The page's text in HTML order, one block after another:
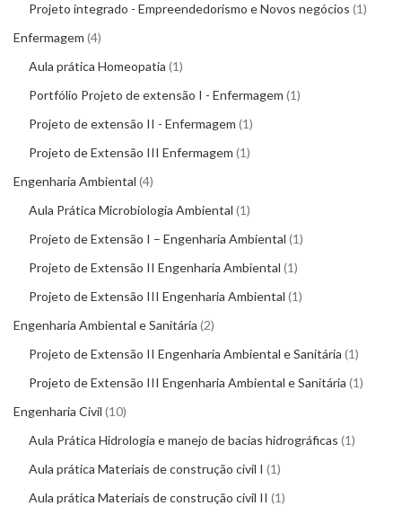
Projeto integrado - Empreendedorismo e Novos negócios 1
Enfermagem 4
Aula prática Homeopatia 1
Portfólio Projeto de extensão I - Enfermagem 1
Projeto de extensão II - Enfermagem 1
Projeto de Extensão III Enfermagem 1
Engenharia Ambiental 4
Aula Prática Microbiologia Ambiental 1
Projeto de Extensão I – Engenharia Ambiental 1
Projeto de Extensão II Engenharia Ambiental 1
Projeto de Extensão III Engenharia Ambiental 1
Engenharia Ambiental e Sanitária 2
Projeto de Extensão II Engenharia Ambiental e Sanitária 1
Projeto de Extensão III Engenharia Ambiental e Sanitária 1
Engenharia Civil 10
Aula Prática Hidrologia e manejo de bacias hidrográficas 1
Aula prática Materiais de construção civil I 1
Aula prática Materiais de construção civil II 1